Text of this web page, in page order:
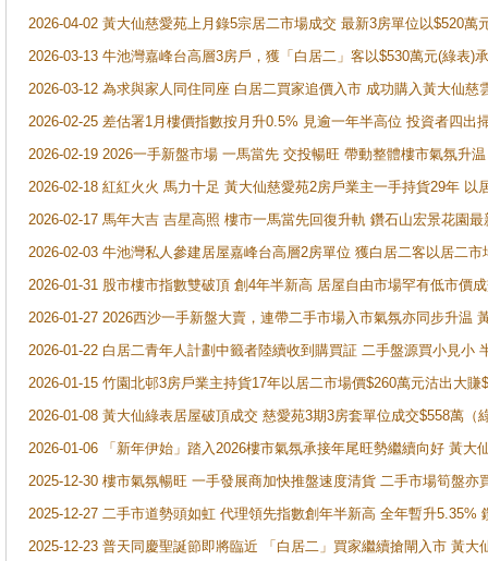
2026-04-02 黃大仙慈愛苑上月錄5宗居二市場成交 最新3房單位以$520萬
2026-03-13 牛池灣嘉峰台高層3房戶，獲「白居二」客以$530萬元(綠表)
2026-03-12 為求與家人同住同座 白居二買家追價入市 成功購入黃大仙
2026-02-25 差估署1月樓價指數按月升0.5% 見逾一年半高位 投資者四
2026-02-19 2026一手新盤市場 一馬當先 交投暢旺 帶動整體樓市氣氛升
2026-02-18 紅紅火火 馬力十足 黃大仙慈愛苑2房戶業主一手持貨29年 以
2026-02-17 馬年大吉 吉星高照 樓市一馬當先回復升軌 鑽石山宏景花園
2026-02-03 牛池灣私人參建居屋嘉峰台高層2房單位 獲白居二客以居二市
2026-01-31 股市樓市指數雙破頂 創4年半新高 居屋自由市場罕有低市價
2026-01-27 2026西沙一手新盤大賣，連帶二手市場入市氣氛亦同步升温
2026-01-22 白居二青年人計劃中籤者陸續收到購買証 二手盤源買小見小
2026-01-15 竹園北邨3房戶業主持貨17年以居二市場價$260萬元沽出大賺
2026-01-08 黃大仙綠表居屋破頂成交 慈愛苑3期3房套單位成交$558萬（
2026-01-06 「新年伊始」踏入2026樓市氣氛承接年尾旺勢繼續向好 黃
2025-12-30 樓市氣氛暢旺 一手發展商加快推盤速度清貨 二手市場筍盤
2025-12-27 二手市道勢頭如虹 代理領先指數創年半新高 全年暫升5.35%
2025-12-23 普天同慶聖誕節即將臨近 「白居二」買家繼續搶閘入市 黃